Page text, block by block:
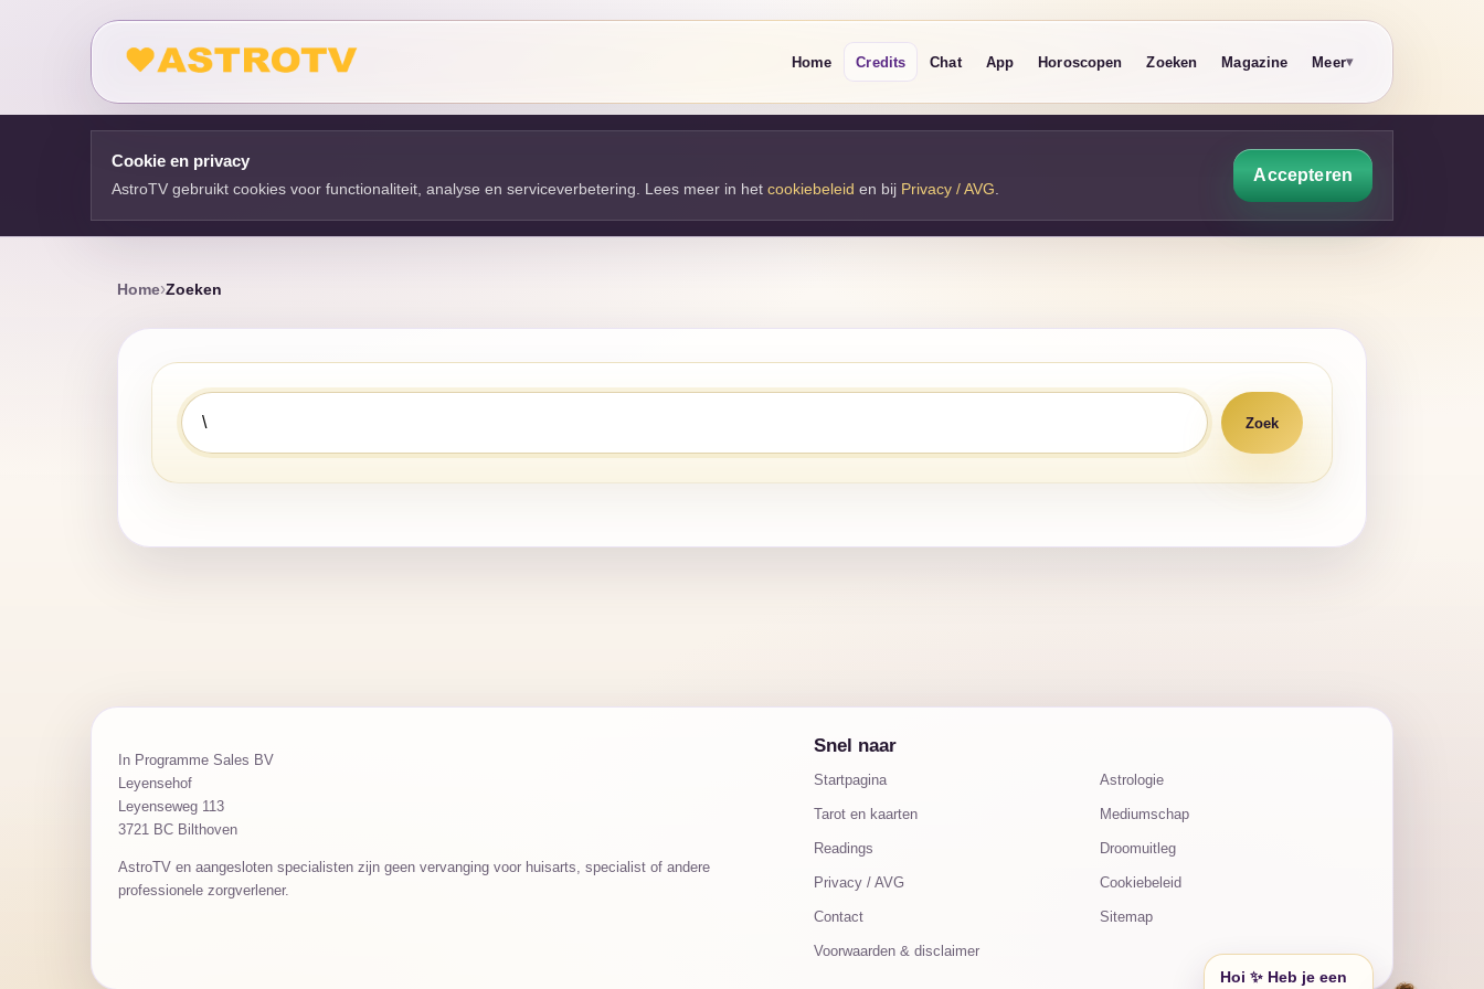
Home Credits Chat App Horoscopen Zoeken Magazine Meer
Cookie en privacy
AstroTV gebruikt cookies voor functionaliteit, analyse en serviceverbetering. Lees meer in het cookiebeleid en bij Privacy / AVG
Accepteren
Home Zoeken
In Programme Sales BV
Leyensehof
Leyenseweg 113
3721 BC Bilthoven
AstroTV en aangesloten specialisten zijn geen vervanging voor huisarts, specialist of andere
professionele zorgverlener.
Snel naar
Startpagina Astrologie
Tarot en kaarten Mediumschap
Readings Droomuitleg
Privacy / AVG Cookiebeleid
Contact Sitemap
Voorwaarden & disclaimer
Hoi ✨ Heb je een